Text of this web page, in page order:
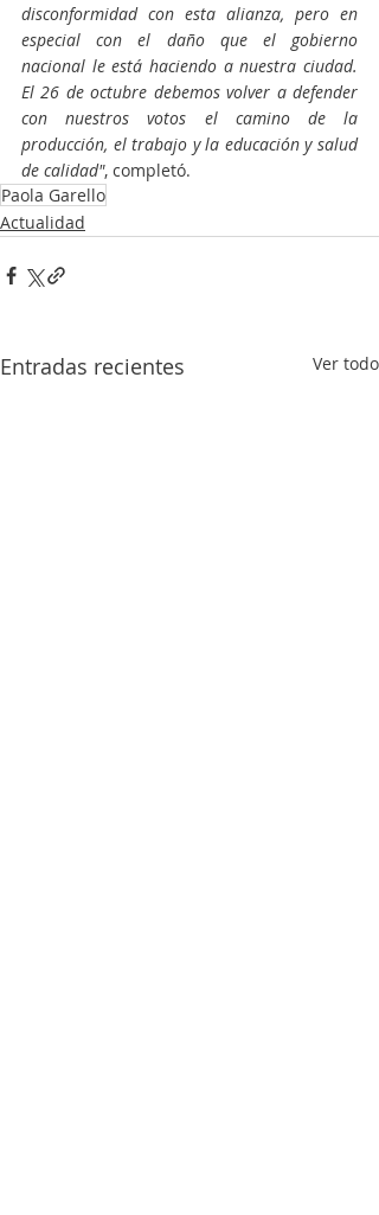
disconformidad con esta alianza, pero en
especial con el daño que el gobierno
nacional le está haciendo a nuestra ciudad.
El 26 de octubre debemos volver a defender
con nuestros votos el camino de la
producción, el trabajo y la educación y salud
de calidad", completó.
Paola Garello
Actualidad
Entradas recientes Ver todo